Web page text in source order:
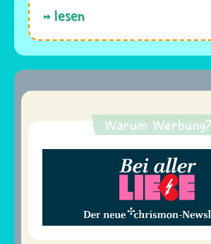
lesen
Warum Werbung?